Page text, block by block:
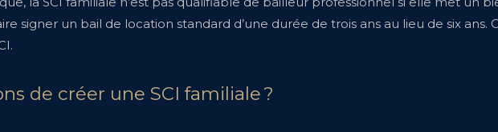
signer un bail de location standard d’une durée de trois ans au lieu de six
de créer une SCI familiale ?